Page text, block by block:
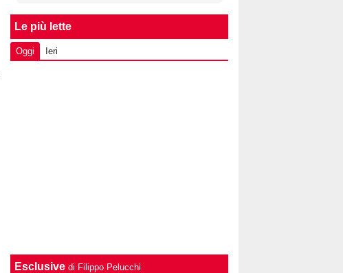
Le più lette
Oggi Ieri
Esclusive di Filippo Pelucchi